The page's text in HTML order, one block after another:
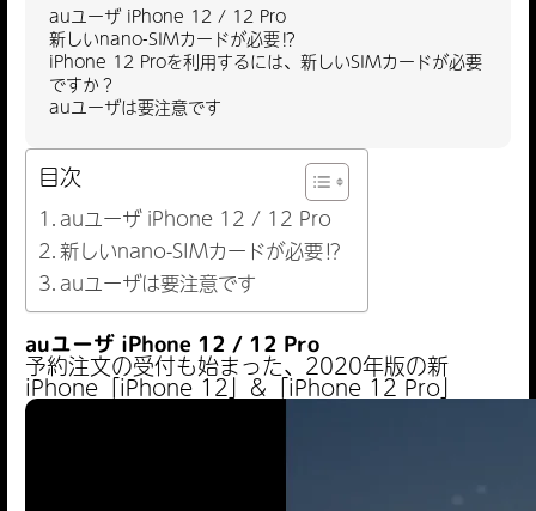
auユーザ iPhone 12 / 12 Pro
新しいnano-SIMカードが必要⁉︎
iPhone 12 Proを利用するには、新しいSIMカードが必要
ですか？
auユーザは要注意です
目次
auユーザ iPhone 12 / 12 Pro
新しいnano-SIMカードが必要⁉︎
auユーザは要注意です
auユーザ iPhone 12 / 12 Pro
予約注文の受付も始まった、2020年版の新
iPhone「iPhone 12」&「iPhone 12 Pro」